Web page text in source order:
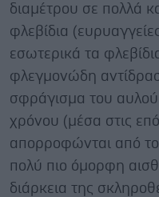
διαμέτρου σε πολλά
φλεβίδια
εσωτερικά τα
φλεγμονώδη
σφράγισμα του
χρόνου (μέσα στις
απορροφώνται από
πολύ πιο όμορφη
διάρκεια της